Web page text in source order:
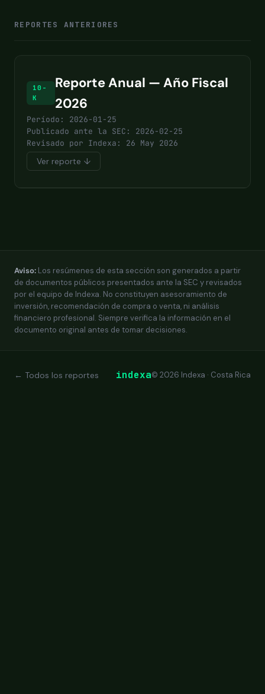
REPORTES ANTERIORES
10-
K
Reporte Anual — Año Fiscal
2026
Período: 2026-01-25
Publicado ante la SEC: 2026-02-25
Revisado por Indexa: 26 May 2026
Ver reporte ↓
Aviso: Los resúmenes de esta sección son generados a partir
de documentos públicos presentados ante la SEC y revisados
por el equipo de Indexa. No constituyen asesoramiento de
inversión, recomendación de compra o venta, ni análisis
financiero profesional. Siempre verifica la información en el
documento original antes de tomar decisiones.
← Todos los reportes indexa© 2026 Indexa · Costa Rica